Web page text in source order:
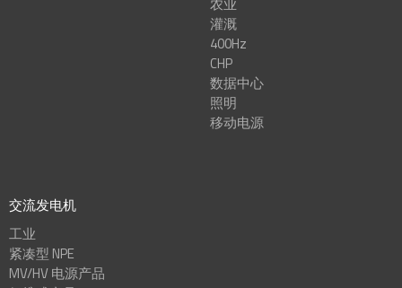
灌溉
400Hz
CHP
数据中心
照明
移动电源
交流发电机
工业
紧凑型 NPE
MV/HV 电源产品